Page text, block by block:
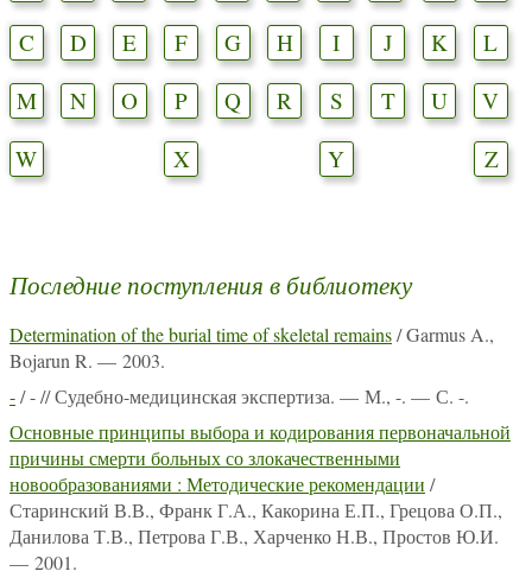
C
D E F G H I J K
L
M
N O P Q R S T U
V
W
X Y Z
Последние поступления в библиотеку
Determination of the burial time of skeletal remains/ Garmus A.,
Bojarun R. — 2003.
-/ - // Судебно-медицинская экспертиза. — М., -. — С. -.
Основные принципы выбора и кодирования первоначальной
причины смерти больных со злокачественными
новообразованиями : Методические рекомендации /
Старинский В.В., Франк Г.А., Какорина Е.П., Грецова О.П.,
Данилова Т.В., Петрова Г.В., Харченко Н.В., Простов Ю.И.
— 2001.